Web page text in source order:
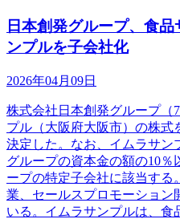
日本創発グループ、食
ンプルを子会社化
2026年04月09日
株式会社日本創発グループ（
プル（大阪府大阪市）の株式
決定した。なお、イムラサン
グループの資本金の額の10
ープの特定子会社に該当す
業、セールスプロモーション
いる。イムラサンプルは、食